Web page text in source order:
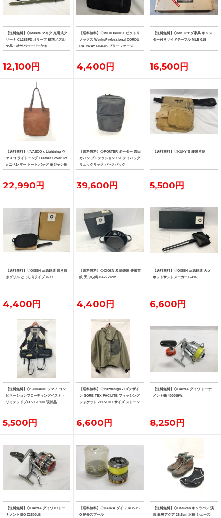
【送料無料】◇Makita マキタ 充電式ク
リーナ CL286FD オリーブ 標準ノズル
欠品・社外バッテリー付き
12,100円
【送料無料】◇VICTORINOX ビクトリ
ノックス WerksProfessional CORDU
RA 3WAY 604685 ブリーフケース
4,400円
【送料無料】◇MK マエダ家具 キャス
ター付きサイドテーブル MLE-015
16,500円
【送料無料】◇VASCO x Lightning ヴ
ァスコ ライトニング Leather Lover Tot
e ニベレザー トート バッグ 革ジャン用
トート
22,990円
【送料無料】◇PORTER ポーター 吉田
カバン プロテクション 15L デイパック
リュックサック バックパック
39,600円
【送料無料】◇KUNY'S 腰袋片側
5,500円
【送料無料】◇OIGEN 及源鋳造 焼き焼
きグリル どっしりタイプ U-33
4,400円
【送料無料】◇OIGEN 及源鋳造 盛栄堂
鉄 天ぷら鍋 CA-5 20cm
4,400円
【送料無料】◇OIGEN 及源鋳造 天火
ホットサンドメーカー F-416
6,600円
【送料無料】◇SHIMANO シマノ コン
ビネーションフローティングベスト・
リミテッドプロ VE-190D 現状品
5,500円
【送料無料】◇Pazdesign パズデザイ
ン GORE-TEX PAC LITE フィッシング
ジャケット ZGR-108 Lサイズ ストーン
系カラー
6,600円
【送料無料】◇DAIWA ダイワ トーナ
メント磯 4000遠投
8,250円
【送料無料】◇DAIWA ダイワ 03トー
ナメントISO Z2500LB
【送料無料】◇DAIWA ダイワ RCS IS
O 尾長スプール
【送料無料】◇Caravan キャラバン 渓
流 飯豊アクア 26.5cm 沢靴 シューズ